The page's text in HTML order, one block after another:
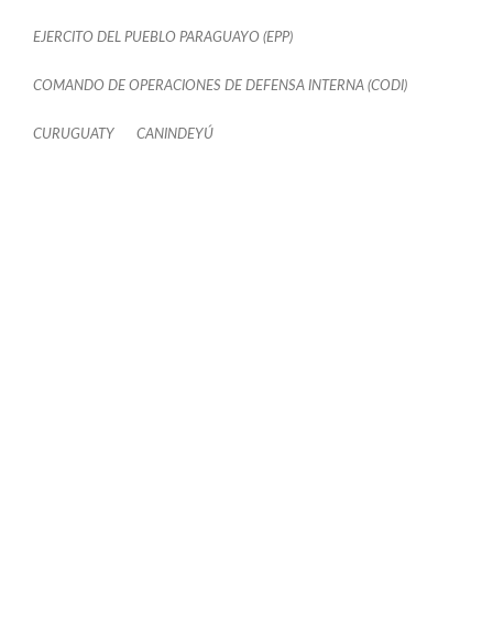
EJERCITO DEL PUEBLO PARAGUAYO (EPP)
COMANDO DE OPERACIONES DE DEFENSA INTERNA (CODI)
CURUGUATY CANINDEYÚ